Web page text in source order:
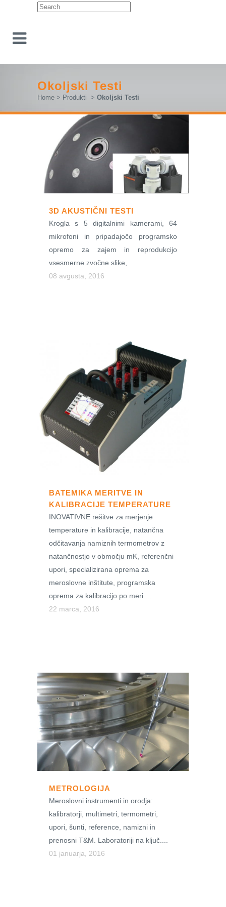
Okoljski Testi
Home > Produkti > Okoljski Testi
3D AKUSTIČNI TESTI
Krogla s 5 digitalnimi kamerami, 64
mikrofoni in pripadajočo programsko
opremo za zajem in reprodukcijo
vsesmerne zvočne slike,
08 avgusta, 2016
BATEMIKA MERITVE IN
KALIBRACIJE TEMPERATURE
INOVATIVNE rešitve za merjenje
temperature in kalibracije, natančna
odčitavanja namiznih termometrov z
natančnostjo v območju mK, referenčni
upori, specializirana oprema za
meroslovne inštitute, programska
oprema za kalibracijo po meri....
22 marca, 2016
METROLOGIJA
Meroslovni instrumenti in orodja:
kalibratorji, multimetri, termometri,
upori, šunti, reference, namizni in
prenosni T&M. Laboratoriji na ključ....
01 januarja, 2016